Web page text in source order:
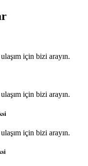
için bizi arayın.
için bizi arayın.
için bizi arayın.